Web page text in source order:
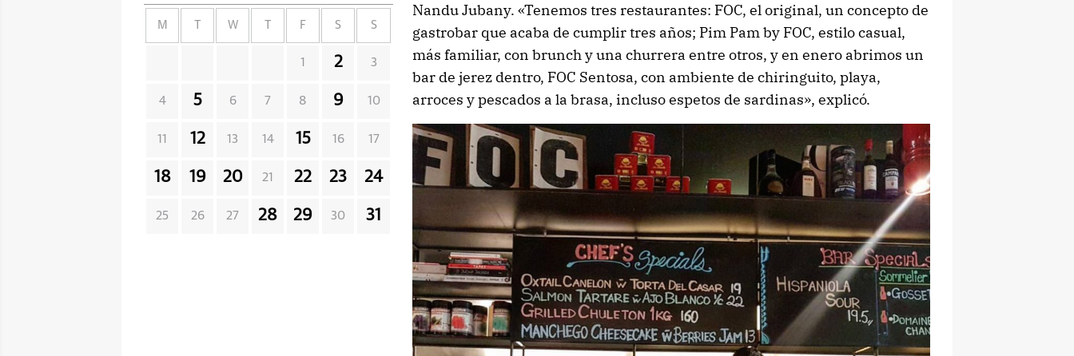
Nandu Jubany. «Tenemos tres restaurantes: FOC, el original, un concepto de
gastrobar que acaba de cumplir tres años; Pim Pam by FOC, estilo casual,
más familiar, con brunch y una churrera entre otros, y en enero abrimos un
bar de jerez dentro, FOC Sentosa, con ambiente de chiringuito, playa,
arroces y pescados a la brasa, incluso espetos de sardinas», explicó.
M W F S S
1 2 3
4 5 6 7 8 9 10
11 12 13 14 15 16 17
18 19 20 21 22 23 24
25 26 27 28 29 30 31